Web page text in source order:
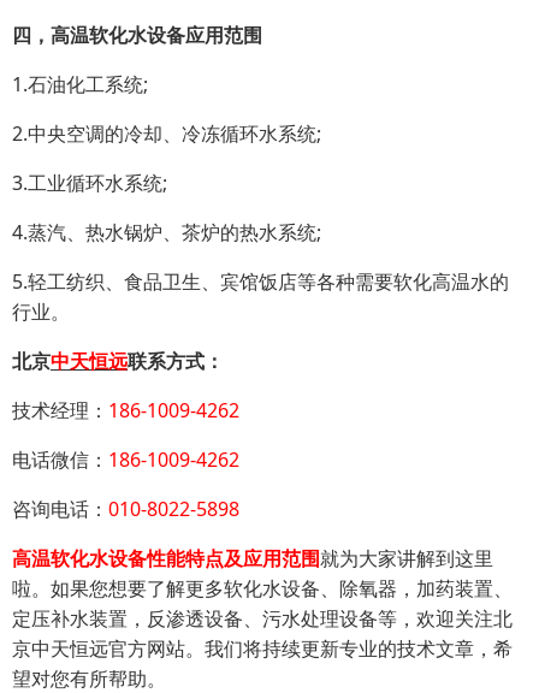
四，高温软化水设备应用范围
1.石油化工系统;
2.中央空调的冷却、冷冻循环水系统;
3.工业循环水系统;
4.蒸汽、热水锅炉、茶炉的热水系统;
5.轻工纺织、食品卫生、宾馆饭店等各种需要软化高温水的
行业。
北京中天恒远联系方式：
技术经理： 186-1009-4262
电话微信： 186-1009-4262
咨询电话： 010-8022-5898
高温软化水设备性能特点及应用范围就为大家讲解到这里
啦。如果您想要了解更多软化水设备、除氧器，加药装置、
定压补水装置，反渗透设备、污水处理设备等，欢迎关注北
京中天恒远官方网站。我们将持续更新专业的技术文章，希
望对您有所帮助。